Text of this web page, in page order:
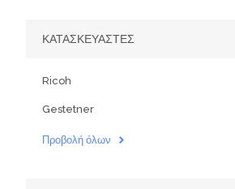
ΚΑΤΑΣΚΕΥΑΣΤΈΣ
Ricoh
Gestetner
Προβολή όλων